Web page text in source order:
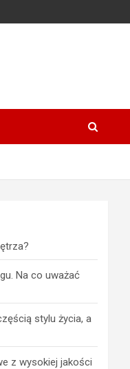
Na co uważać
stylu życia, a
z wysokiej jakości